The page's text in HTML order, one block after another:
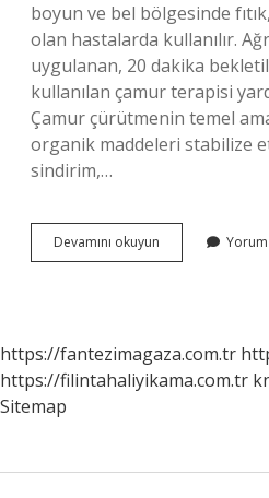
boyun ve bel bölgesinde
olan hastalarda kullanılır.
uygulanan, 20 dakika
kullanılan çamur terapisi
Çamur çürütmenin temel
organik maddeleri stabilize
sindirim,…
Devamını okuyun
Stabilizasyonu
Yorum
https://fantezimagaza.com.tr
https://filintahaliyikama.com.tr
Sitemap